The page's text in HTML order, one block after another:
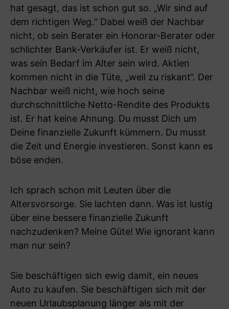
hat gesagt, das ist schon gut so. „Wir sind auf
dem richtigen Weg.“ Dabei weiß der Nachbar
nicht, ob sein Berater ein Honorar-Berater oder
schlichter Bank-Verkäufer ist. Er weiß nicht,
was sein Bedarf im Alter sein wird. Aktien
kommen nicht in die Tüte, „weil zu riskant“. Der
Nachbar weiß nicht, wie hoch seine
durchschnittliche Netto-Rendite des Produkts
ist. Er hat keine Ahnung. Du musst Dich um
Deine finanzielle Zukunft kümmern. Du musst
die Zeit und Energie investieren. Sonst kann es
böse enden.
Ich sprach schon mit Leuten über die
Altersvorsorge. Sie lachten dann. Was ist lustig
über eine bessere finanzielle Zukunft
nachzudenken? Meine Güte! Wie ignorant kann
man nur sein?
Sie beschäftigen sich ewig damit, ein neues
Auto zu kaufen. Sie beschäftigen sich mit der
neuen Urlaubsplanung länger als mit der